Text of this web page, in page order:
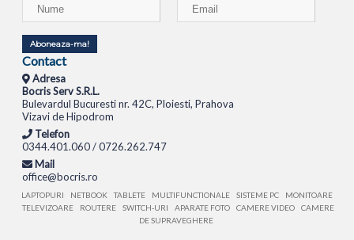
Aboneaza-ma!
Contact
Adresa
Bocris Serv S.R.L.
Bulevardul Bucuresti nr. 42C, Ploiesti, Prahova
Vizavi de Hipodrom
Telefon
0344.401.060 / 0726.262.747
Mail
office@bocris.ro
LAPTOPURI NETBOOK TABLETE MULTIFUNCTIONALE SISTEME PC
MONITOARE
TELEVIZOARE
ROUTERE SWITCH-URI APARATE FOTO CAMERE VIDEO
CAMERE
DE SUPRAVEGHERE